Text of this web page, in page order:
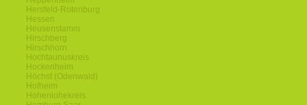
Hersfeld-Rotenburg
Hessen
Heusenstamm
Hirschberg
Hirschhorn
Hochtaunuskreis
Hockenheim
Höchst (Odenwald)
Hofheim
Hohenlohekreis